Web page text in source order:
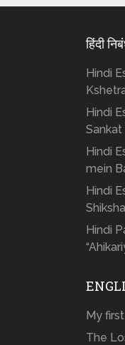
हिंदी
Hindi
Hindi
Sankat
Hindi
mein
Hindi
Hindi
My
The